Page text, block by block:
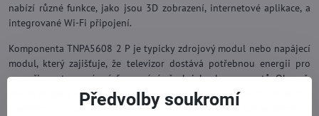
nabízí různé funkce, jako jsou 3D zobrazení, internetové aplikace, a
integrované Wi-Fi připojení.
Komponenta TNPA5608 2 P je typicky zdrojový modul nebo napájecí
modul, který zajišťuje, že televizor dostává potřebnou energii pro
svou činnost a správné fungování všech jeho komponentů. Obecně,
pokud dojde k selhání tohoto napájecího modulu, televizor může mít
problémy se zapnutím, nebo může vzniknout situace, kde se televizor
Předvolby soukromí